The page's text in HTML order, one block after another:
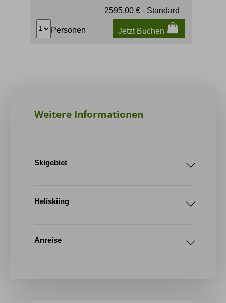
2595,00 € - Standard
Personen Jetzt Buchen
Weitere Informationen
Skigebiet
Heliskiing
Anreise